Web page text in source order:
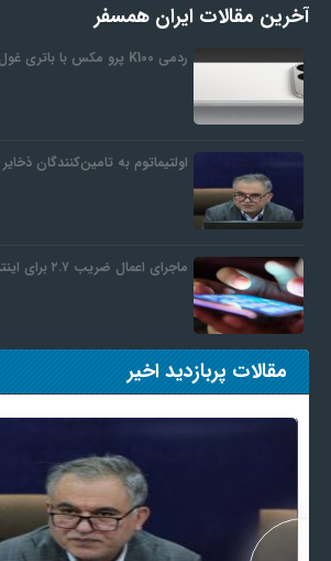
آخرین مقالات ایران همسفر
ردمی K100 پرو مکس با باتری غول‌پیکر و شارژ بی‌سیم…
اولتیماتوم به تامین‌کنندگان
ماجرای اعمال ضریب ۲.۷ برای اینترنت بین‌الملل چیست؟
مقالات پربازدید اخیر